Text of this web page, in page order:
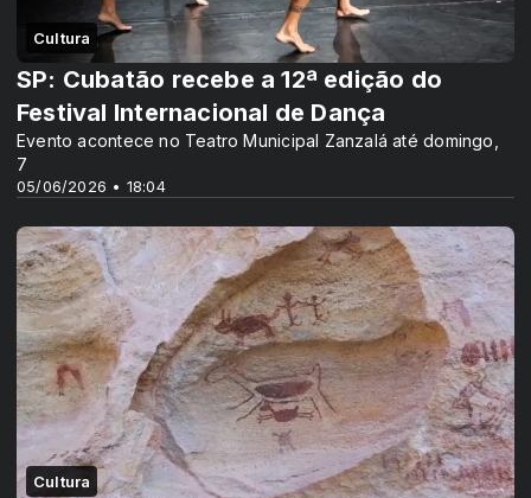
Cultura
05/06/2026 • 18:04
SP: Cubatão recebe a 12ª edição do
Festival Internacional de Dança
Evento acontece no Teatro Municipal Zanzalá até domingo,
7
Cultura